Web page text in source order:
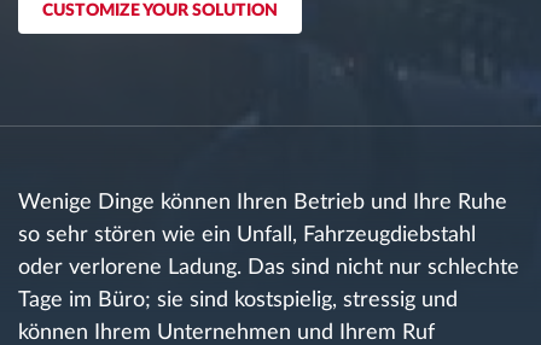
Route planning and monitoring
Automatic driver identification
Entdecken Sie alle Funktionen
CUSTOMIZE YOUR SOLUTION
Wenige Dinge können Ihren Betrieb und Ihre Ruhe
so sehr stören wie ein Unfall, Fahrzeugdiebstahl
oder verlorene Ladung. Das sind nicht nur schlechte
Tage im Büro; sie sind kostspielig, stressig und
können Ihrem Unternehmen und Ihrem Ruf